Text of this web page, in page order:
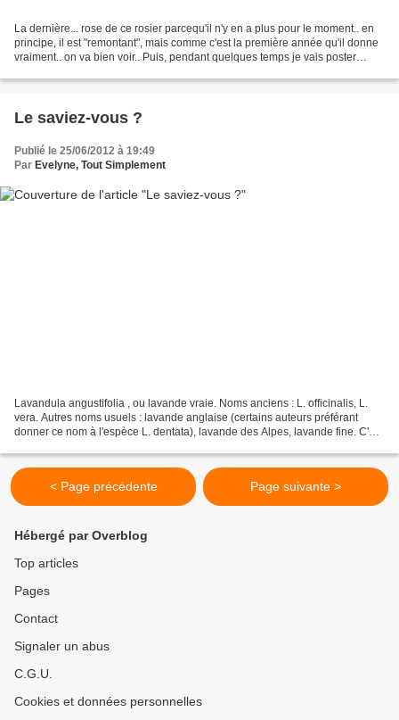
La dernière... rose de ce rosier parcequ'il n'y en a plus pour le moment.. en
principe, il est "remontant", mais comme c'est la première année qu'il donne
vraiment.. on va bien voir.. Puis, pendant quelques temps je vais poster
Le saviez-vous ?
Publié le 25/06/2012 à 19:49
Par Evelyne, Tout Simplement
Lavandula angustifolia , ou lavande vraie. Noms anciens : L. officinalis, L.
vera. Autres noms usuels : lavande anglaise (certains auteurs préférant
donner ce nom à l'espèce L. dentata), lavande des Alpes, lavande fine. C'est
< Page précédente Page suivante >
Hébergé par Overblog
Top articles
Pages
Contact
Signaler un abus
C.G.U.
Cookies et données personnelles